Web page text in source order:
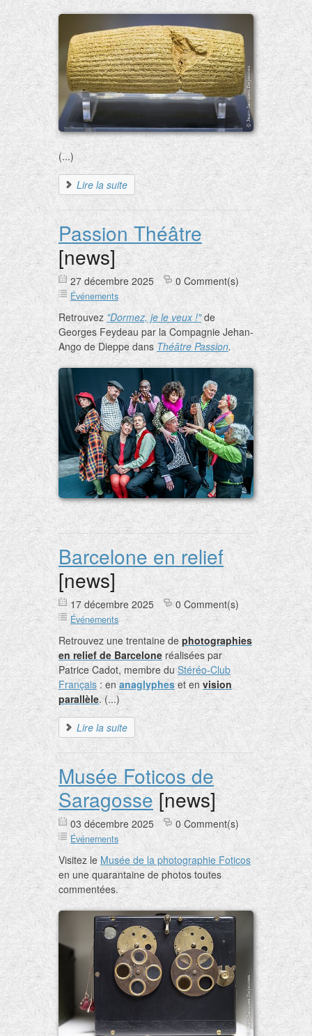
(...)
Lire la suite
Passion Théâtre
[news]
27 décembre 2025 0 Comment(s)
Événements
Retrouvez "Dormez, je le veux !"de
Georges Feydeau par la Compagnie Jehan-
Ango de Dieppe dans Théâtre Passion.
Barcelone en relief
[news]
17 décembre 2025 0 Comment(s)
Événements
Retrouvez une trentaine de photographies
en relief de Barcelone réalisées par
Patrice Cadot, membre duStéréo-Club
Français : enanaglypheset en vision
parallèle. (...)
Lire la suite
Musée Foticos de
Saragosse [news]
03 décembre 2025 0 Comment(s)
Événements
Visitez le Musée de la photographie Foticos
en une quarantaine de photos toutes
commentées.